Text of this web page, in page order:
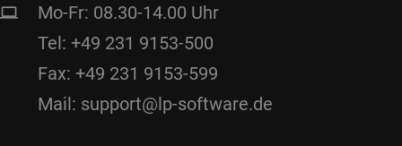
Mo-Fr: 08.30-14.00 Uhr
Tel: +49 231 9153-500
Fax: +49 231 9153-599
Mail: support@lp-software.de